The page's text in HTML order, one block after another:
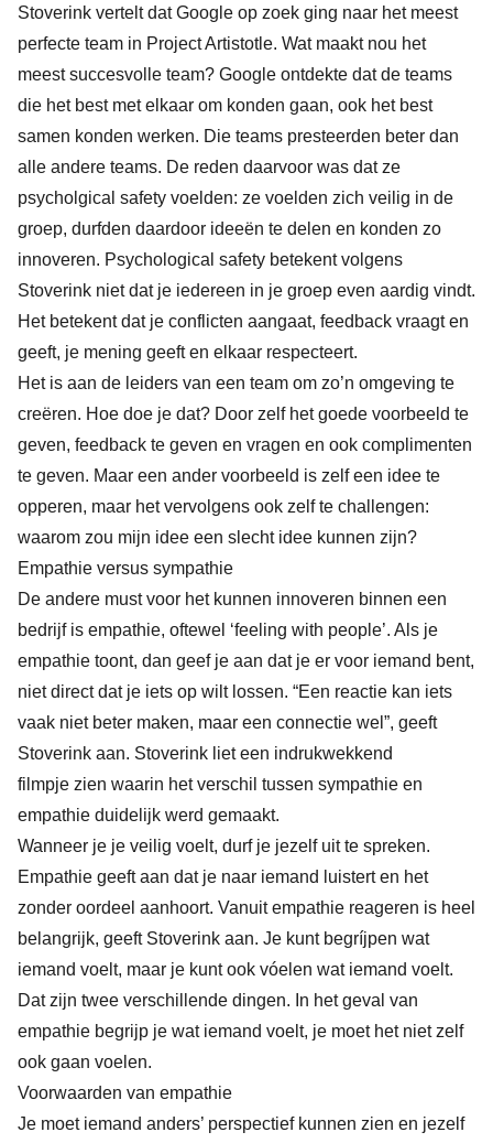
Stoverink vertelt dat Google op zoek ging naar het meest
perfecte team in Project Artistotle. Wat maakt nou het
meest succesvolle team? Google ontdekte dat de teams
die het best met elkaar om konden gaan, ook het best
samen konden werken. Die teams presteerden beter dan
alle andere teams. De reden daarvoor was dat ze
psycholgical safety voelden: ze voelden zich veilig in de
groep, durfden daardoor ideeën te delen en konden zo
innoveren. Psychological safety betekent volgens
Stoverink niet dat je iedereen in je groep even aardig vindt.
Het betekent dat je conflicten aangaat, feedback vraagt en
geeft, je mening geeft en elkaar respecteert.
Het is aan de leiders van een team om zo’n omgeving te
creëren. Hoe doe je dat? Door zelf het goede voorbeeld te
geven, feedback te geven en vragen en ook complimenten
te geven. Maar een ander voorbeeld is zelf een idee te
opperen, maar het vervolgens ook zelf te challengen:
waarom zou mijn idee een slecht idee kunnen zijn?
Empathie versus sympathie
De andere must voor het kunnen innoveren binnen een
bedrijf is empathie, oftewel ‘feeling with people’. Als je
empathie toont, dan geef je aan dat je er voor iemand bent,
niet direct dat je iets op wilt lossen. “Een reactie kan iets
vaak niet beter maken, maar een connectie wel”, geeft
Stoverink aan. Stoverink lieteen indrukwekkend
filmpje zien waarin het verschil tussen sympathie en
empathie duidelijk werd gemaakt.
Wanneer je je veilig voelt, durf je jezelf uit te spreken.
Empathie geeft aan dat je naar iemand luistert en het
zonder oordeel aanhoort. Vanuit empathie reageren is heel
belangrijk, geeft Stoverink aan. Je kunt begríjpen wat
iemand voelt, maar je kunt ook vóelen wat iemand voelt.
Dat zijn twee verschillende dingen. In het geval van
empathie begrijp je wat iemand voelt, je moet het niet zelf
ook gaan voelen.
Voorwaarden van empathie
Je moet iemand anders’ perspectief kunnen zien en jezelf